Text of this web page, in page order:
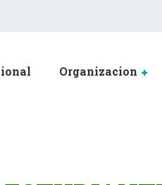
Organizacion